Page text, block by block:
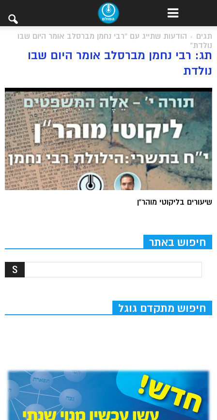
תגים
הודעות שתייג עם "רבי נחמן מברסלב אומר היום שבו
נולדת"
תג: רבי נחמן מברסלב אומר היום שבו
נולדת
שיעורים בליקוטי מוהר”ן
חיפוש באתר
חיפוש מתקדם גוגל